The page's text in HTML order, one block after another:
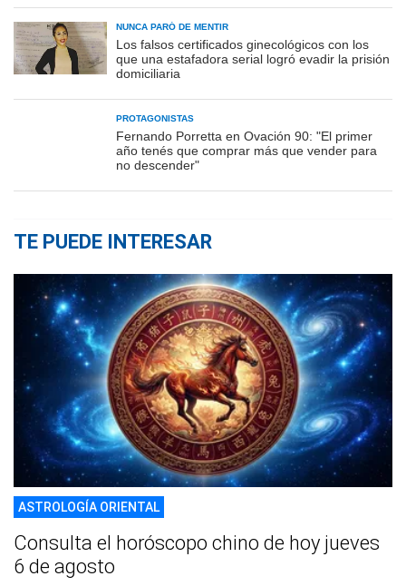
NUNCA PARÓ DE MENTIR
Los falsos certificados ginecológicos con los
que una estafadora serial logró evadir la prisión
domiciliaria
PROTAGONISTAS
Fernando Porretta en Ovación 90: "El primer
año tenés que comprar más que vender para
no descender"
TE PUEDE INTERESAR
ASTROLOGÍA ORIENTAL
Consulta el horóscopo chino de hoy jueves
6 de agosto